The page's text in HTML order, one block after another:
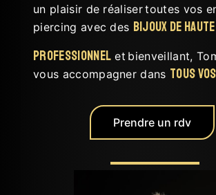
un plaisir de réalisertoutes vos
piercing avec des bijoux de
Professionnel et bienveillant,
vous accompagner dans tous
Prendre un rdv